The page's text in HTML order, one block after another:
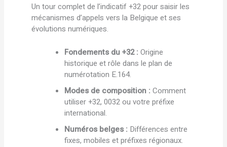
Un tour complet de l’indicatif +32 pour saisir les
mécanismes d’appels vers la Belgique et ses
évolutions numériques.
Fondements du +32 : Origine
historique et rôle dans le plan de
numérotation E.164.
Modes de composition : Comment
utiliser +32, 0032 ou votre préfixe
international.
Numéros belges : Différences entre
fixes, mobiles et préfixes régionaux.